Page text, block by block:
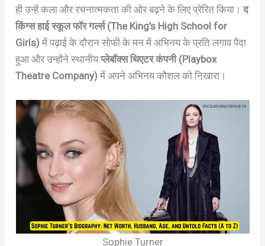
ही उन्हें कला और रचनात्मकता की ओर बढ़ने के लिए प्रेरित किया।द
किंग्स हाई स्कूल फॉर गर्ल्स (The King’s High School for
Girls) में पढ़ाई के दौरान सोफी के मन में अभिनय के प्रति लगाव पैदा
हुआ और उन्होंने स्थानीयप्लेबॉक्स थिएटर कंपनी (Playbox
Theatre Company) में अपने अभिनय कौशल को निखारा।
Sophie Turner